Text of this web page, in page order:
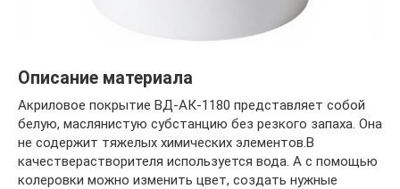
Описание материала
Акриловое покрытие ВД-АК-1180 представляет собой
белую, маслянистую субстанцию без резкого запаха. Она
не содержит тяжелых химических элементов.В
качестверастворителя используется вода. А с помощью
колеровки можно изменить цвет, создать нужные